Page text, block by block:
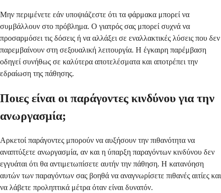
Μην περιμένετε εάν υποψιάζεστε ότι τα φάρμακα μπορεί να
συμβάλλουν στο πρόβλημα. Ο γιατρός σας μπορεί συχνά να
προσαρμόσει τις δόσεις ή να αλλάξει σε εναλλακτικές λύσεις που δεν
παρεμβαίνουν στη σεξουαλική λειτουργία. Η έγκαιρη παρέμβαση
οδηγεί συνήθως σε καλύτερα αποτελέσματα και αποτρέπει την
εδραίωση της πάθησης.
Ποιες είναι οι παράγοντες κινδύνου για την
ανωργασμία;
Αρκετοί παράγοντες μπορούν να αυξήσουν την πιθανότητα να
αναπτύξετε ανωργασμία, αν και η ύπαρξη παραγόντων κινδύνου δεν
εγγυάται ότι θα αντιμετωπίσετε αυτήν την πάθηση. Η κατανόηση
αυτών των παραγόντων σας βοηθά να αναγνωρίσετε πιθανές αιτίες και
να λάβετε προληπτικά μέτρα όταν είναι δυνατόν.